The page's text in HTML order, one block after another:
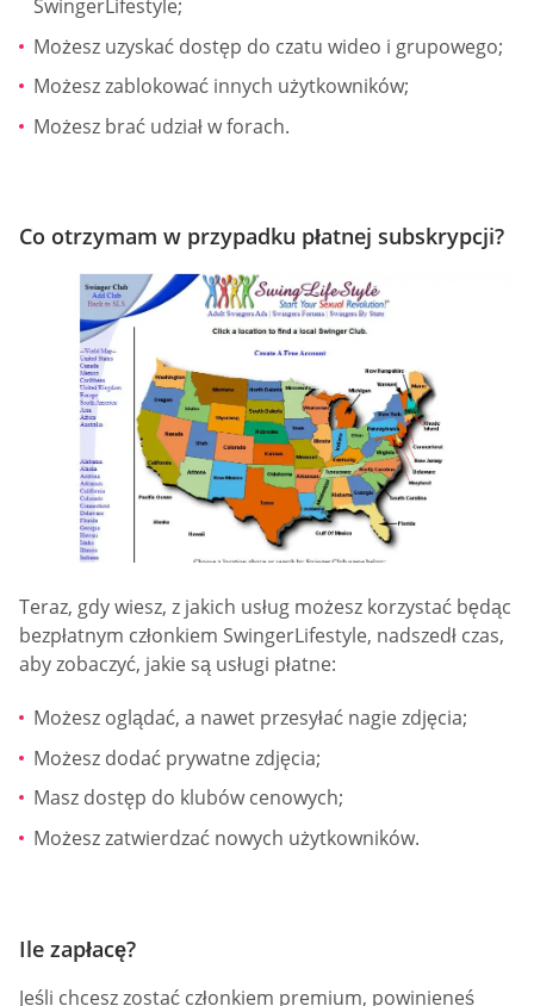
SwingerLifestyle;
Możesz uzyskać dostęp do czatu wideo i grupowego;
Możesz zablokować innych użytkowników;
Możesz brać udział w forach.
Co otrzymam w przypadku płatnej subskrypcji?
Teraz, gdy wiesz, z jakich usług możesz korzystać będąc
bezpłatnym członkiem SwingerLifestyle, nadszedł czas,
aby zobaczyć, jakie są usługi płatne:
Możesz oglądać, a nawet przesyłać nagie zdjęcia;
Możesz dodać prywatne zdjęcia;
Masz dostęp do klubów cenowych;
Możesz zatwierdzać nowych użytkowników.
Ile zapłacę?
Jeśli chcesz zostać członkiem premium, powinieneś